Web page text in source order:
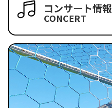
コンサート情報
CONCERT